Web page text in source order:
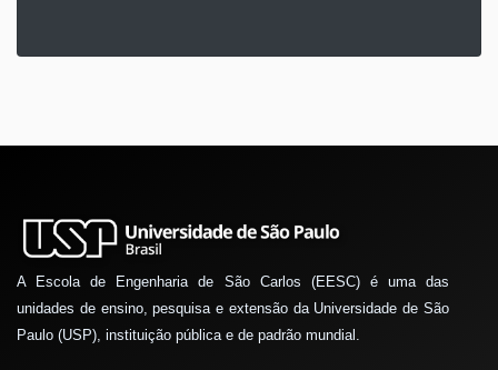
A Escola de Engenharia de São Carlos (EESC) é uma das
unidades de ensino, pesquisa e extensão da Universidade de São
Paulo (USP), instituição pública e de padrão mundial.